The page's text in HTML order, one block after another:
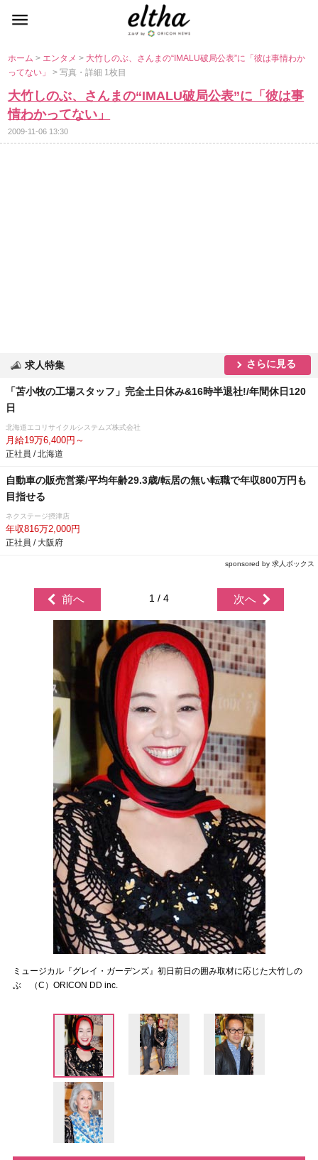
ホーム> エンタメ> 大竹しのぶ、さんまの“IMALU破局公表”に「彼は事情わか
ってない」> 写真・詳細 1枚目
大竹しのぶ、さんまの“IMALU破局公表”に「彼は事
情わかってない」
2009-11-06 13:30
求人特集 さらに見る
「苫小牧の工場スタッフ」完全土日休み&16時半退社!/年間休日120
日
北海道エコリサイクルシステムズ株式会社
月給19万6,400円～
正社員 / 北海道
自動車の販売営業/平均年齢29.3歳/転居の無い転職で年収800万円も
目指せる
ネクステージ摂津店
年収816万2,000円
正社員 / 大阪府
sponsored by 求人ボックス
前へ 1 / 4 次へ
ミュージカル『グレイ・ガーデンズ』初日前日の囲み取材に応じた大竹しの
ぶ （C）ORICON DD inc.